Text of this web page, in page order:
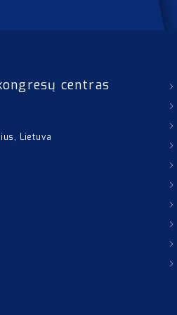
centras
Lietuva